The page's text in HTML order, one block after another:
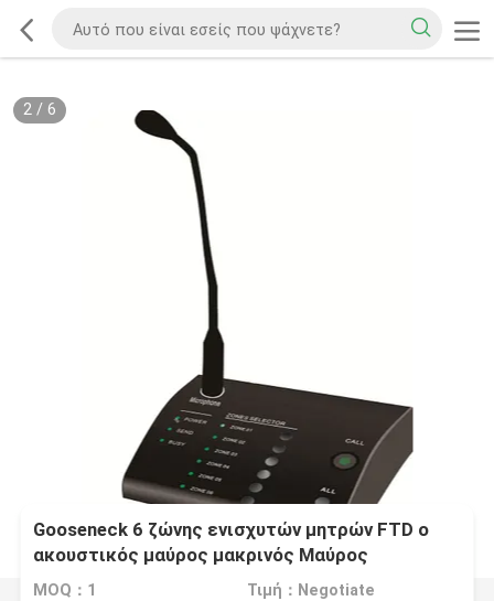
2/ 6
Gooseneck 6 ζώνης ενισχυτών μητρών FTD ο
ακουστικός μαύρος μακρινός Μαύρος
μικροφώνων κλήσης σελιδοποιώντας
MOQ：1 Τιμή：Negotiate